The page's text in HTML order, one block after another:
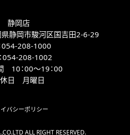
静岡店
静岡市駿河区国吉田2-6-29
054-208-1000
054-208-1002
10：00～19：00
日 月曜日
バシーポリシー
ALL RIGHT RESERVED.